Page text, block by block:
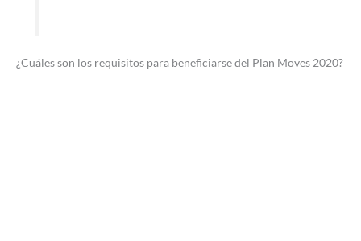
¿Cuáles son los requisitos para beneficiarse del Plan Moves 2020?